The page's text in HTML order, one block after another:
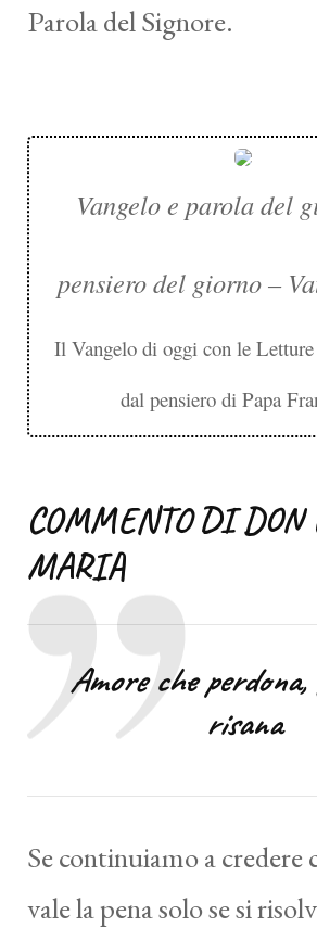
Parola del Signore.
Vangelo e parola del
pensiero del giorno –
Il Vangelo di oggi con le Letture
dal pensiero di Papa
COMMENTO DI
MARIA
Amore che perdona,
risana
Se continuiamo a credere
vale la pena solo se si